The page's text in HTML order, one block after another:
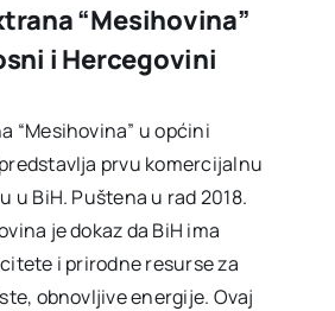
“Mesihovina”
i Hercegovini
“Mesihovina” u općini
prvu komercijalnu
u BiH. Puštena u rad 2018.
je dokaz da BiH ima
i prirodne resurse za
obnovljive energije. Ovaj